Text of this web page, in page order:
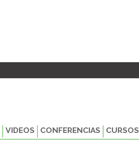
VIDEOS CONFERENCIAS CURSOS